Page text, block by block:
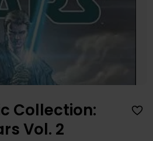
Collection:
Vol. 2